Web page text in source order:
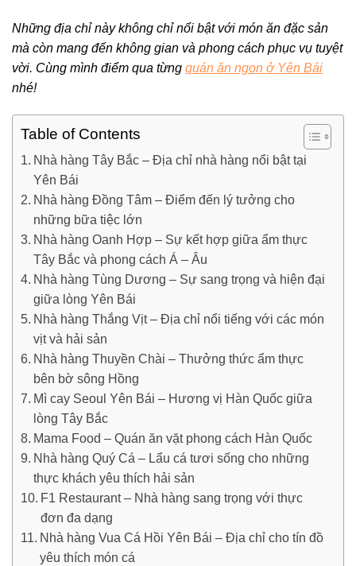
Những địa chỉ này không chỉ nổi bật với món ăn đặc sản
mà còn mang đến không gian và phong cách phục vụ tuyệt
vời. Cùng mình điểm qua từng quán ăn ngon ở Yên Bái
nhé!
Table of Contents
Nhà hàng Tây Bắc – Địa chỉ nhà hàng nổi bật tại
Yên Bái
Nhà hàng Đồng Tâm – Điểm đến lý tưởng cho
những bữa tiệc lớn
Nhà hàng Oanh Hợp – Sự kết hợp giữa ẩm thực
Tây Bắc và phong cách Á – Âu
Nhà hàng Tùng Dương – Sự sang trọng và hiện đại
giữa lòng Yên Bái
Nhà hàng Thắng Vịt – Địa chỉ nổi tiếng với các món
vịt và hải sản
Nhà hàng Thuyền Chài – Thưởng thức ẩm thực
bên bờ sông Hồng
Mì cay Seoul Yên Bái – Hương vị Hàn Quốc giữa
lòng Tây Bắc
Mama Food – Quán ăn vặt phong cách Hàn Quốc
Nhà hàng Quý Cá – Lẩu cá tươi sống cho những
thực khách yêu thích hải sản
F1 Restaurant – Nhà hàng sang trọng với thực
đơn đa dạng
Nhà hàng Vua Cá Hồi Yên Bái – Địa chỉ cho tín đồ
yêu thích món cá